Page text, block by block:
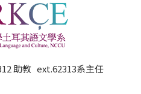
助教 ext.62313系主任